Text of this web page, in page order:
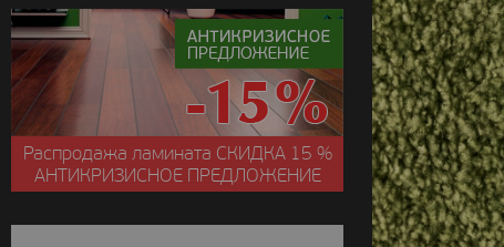
Распродажа ламината СКИДКА15 %
АНТИКРИЗИСНОЕ ПРЕДЛОЖЕНИЕ